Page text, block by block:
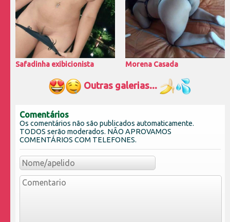
Safadinha exibicionista Morena Casada
Outras galerias...
Comentários
Os comentários não são publicados automaticamente.
TODOS serão moderados. NÃO APROVAMOS
COMENTÁRIOS COM TELEFONES.